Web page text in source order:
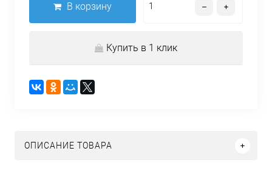
В корзину
Купить в 1 клик
ОПИСАНИЕ ТОВАРА